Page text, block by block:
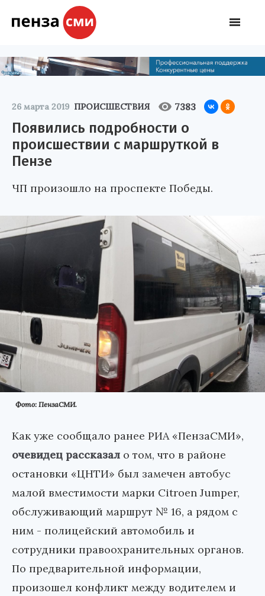
26 марта 2019 ПРОИСШЕСТВИЯ 7383
Появились подробности о
происшествии с маршруткой в
Пензе
ЧП произошло на проспекте Победы.
Фото: ПензаСМИ.
Как уже сообщало ранее РИА «ПензаСМИ»,
очевидец рассказал о том, что в районе
остановки «ЦНТИ» был замечен автобус
малой вместимости марки Citroen Jumper,
обслуживающий маршрут № 16, а рядом с
ним - полицейский автомобиль и
сотрудники правоохранительных органов.
По предварительной информации,
произошел конфликт между водителем и